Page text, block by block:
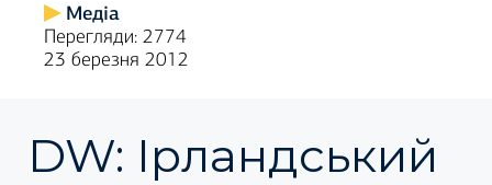
Медіа
Перегляди: 2774
23 березня 2012
DW: Ірландський